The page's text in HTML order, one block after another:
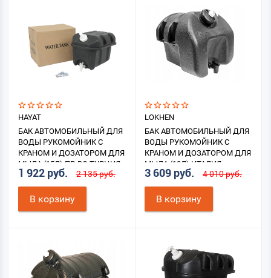
HAYAT
БАК АВТОМОБИЛЬНЫЙ ДЛЯ
ВОДЫ РУКОМОЙНИК С
КРАНОМ И ДОЗАТОРОМ ДЛЯ
МЫЛА (15Л) ПР-ВО ТУРЦИЯ
1 922 руб. 2 135 руб.
В корзину
LOKHEN
БАК АВТОМОБИЛЬНЫЙ ДЛЯ
ВОДЫ РУКОМОЙНИК С
КРАНОМ И ДОЗАТОРОМ ДЛЯ
МЫЛА (18Л) ИТАЛИЯ
3 609 руб. 4 010 руб.
В корзину